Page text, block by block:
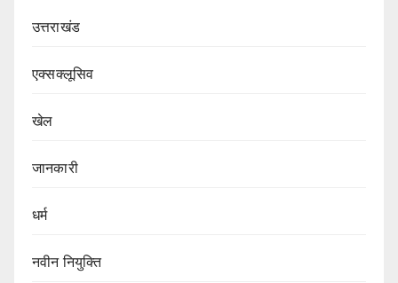
उत्तराखंड
एक्सक्लूसिव
खेल
जानकारी
धर्म
नवीन नियुक्ति